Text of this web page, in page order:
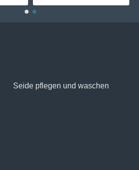
Seide pflegen und waschen